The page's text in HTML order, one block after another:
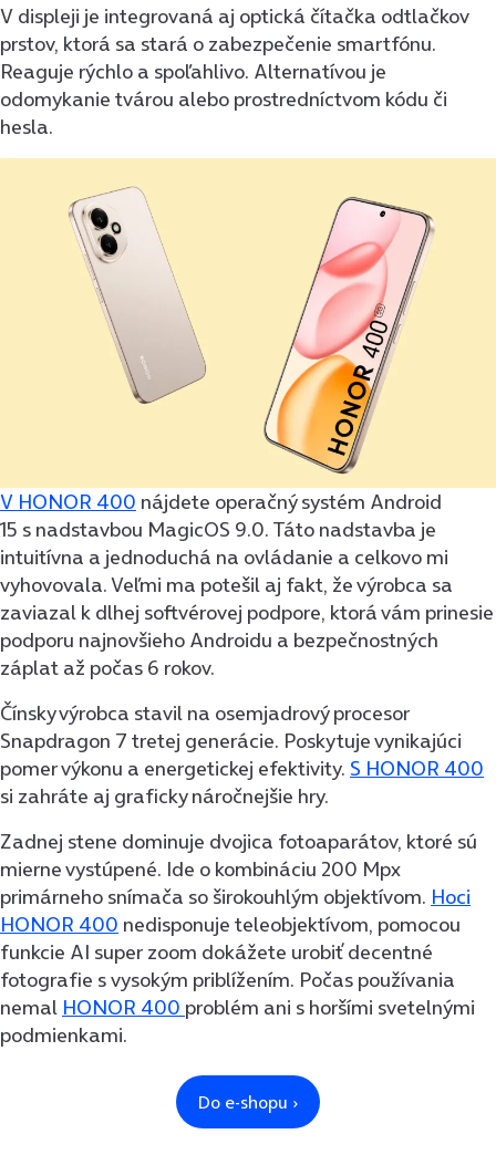
V displeji je integrovaná aj optická čítačka odtlačkov
prstov, ktorá sa stará o zabezpečenie smartfónu.
Reaguje rýchlo a spoľahlivo. Alternatívou je
odomykanie tvárou alebo prostredníctvom kódu či
hesla.
V HONOR 400 nájdete operačný systém Android
15 s nadstavbou MagicOS 9.0. Táto nadstavba je
intuitívna a jednoduchá na ovládanie a celkovo mi
vyhovovala. Veľmi ma potešil aj fakt, že výrobca sa
zaviazal k dlhej softvérovej podpore, ktorá vám prinesie
podporu najnovšieho Androidu a bezpečnostných
záplat až počas 6 rokov.
Čínsky výrobca stavil na osemjadrový procesor
Snapdragon 7 tretej generácie. Poskytuje vynikajúci
pomer výkonu a energetickej efektivity. S HONOR 400
si zahráte aj graficky náročnejšie hry.
Zadnej stene dominuje dvojica fotoaparátov, ktoré sú
mierne vystúpené. Ide o kombináciu 200 Mpx
primárneho snímača so širokouhlým objektívom. Hoci
HONOR 400 nedisponuje teleobjektívom, pomocou
funkcie AI super zoom dokážete urobiť decentné
fotografie s vysokým priblížením. Počas používania
nemal HONOR 400 problém ani s horšími svetelnými
podmienkami.